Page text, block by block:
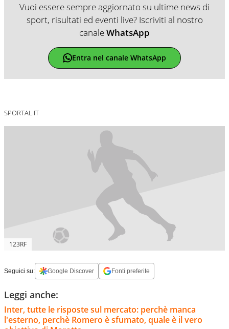
Vuoi essere sempre aggiornato su ultime news di
sport, risultati ed eventi live? Iscriviti al nostro
canaleWhatsApp
Entra nel canale WhatsApp
SPORTAL.IT
123RF
Seguici su: Google Discover Fonti preferite
Leggi anche:
Inter, tutte le risposte sul mercato: perchè manca
l'esterno, perchè Romero è sfumato, quale è il vero